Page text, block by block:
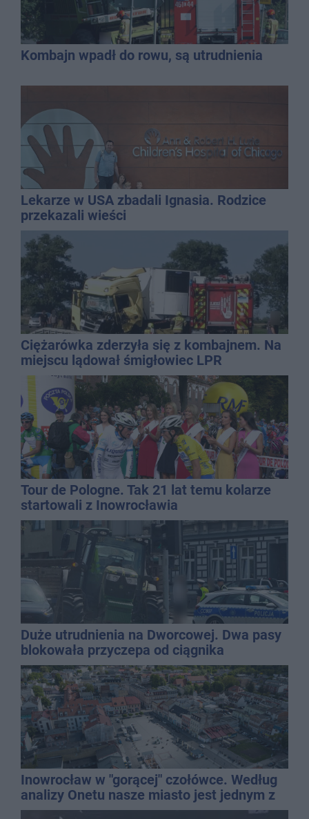
Kombajn wpadł do rowu, są utrudnienia
Lekarze w USA zbadali Ignasia. Rodzice
przekazali wieści
Ciężarówka zderzyła się z kombajnem. Na
miejscu lądował śmigłowiec LPR
Tour de Pologne. Tak 21 lat temu kolarze
startowali z Inowrocławia
Duże utrudnienia na Dworcowej. Dwa pasy
blokowała przyczepa od ciągnika
Inowrocław w "gorącej" czołówce. Według
analizy Onetu nasze miasto jest jednym z
najbardziej narażonych na upały